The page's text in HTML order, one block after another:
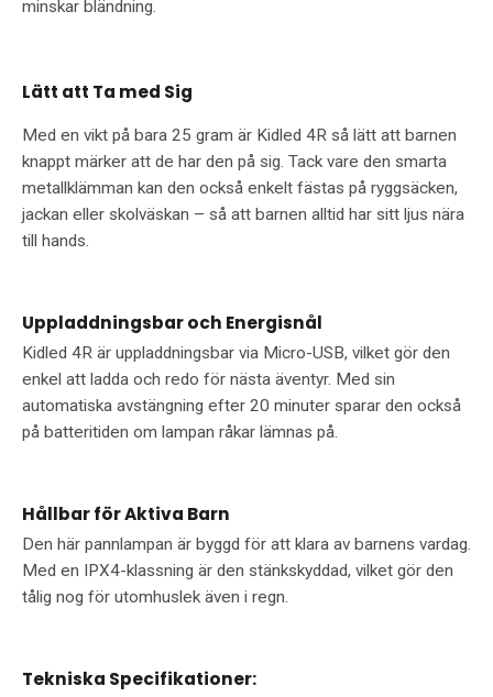
minskar bländning.
Lätt att Ta med Sig
Med en vikt på bara 25 gram är Kidled 4R så lätt att barnen
knappt märker att de har den på sig. Tack vare den smarta
metallklämman kan den också enkelt fästas på ryggsäcken,
jackan eller skolväskan – så att barnen alltid har sitt ljus nära
till hands.
Uppladdningsbar och Energisnål
Kidled 4R är uppladdningsbar via Micro-USB, vilket gör den
enkel att ladda och redo för nästa äventyr. Med sin
automatiska avstängning efter 20 minuter sparar den också
på batteritiden om lampan råkar lämnas på.
Hållbar för Aktiva Barn
Den här pannlampan är byggd för att klara av barnens vardag.
Med en IPX4-klassning är den stänkskyddad, vilket gör den
tålig nog för utomhuslek även i regn.
Tekniska Specifikationer: